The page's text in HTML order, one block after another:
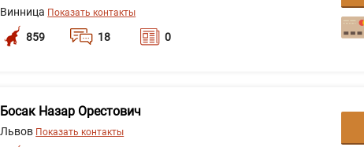
Винница Показать контакты
859 18 0
Босак Назар Орестович
Львов Показать контакты